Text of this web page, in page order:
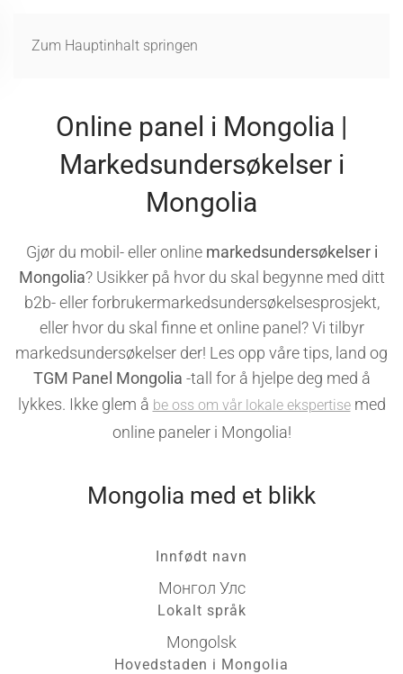
Zum Hauptinhalt springen
Online panel i Mongolia |
Markedsundersøkelser i
Mongolia
Gjør du mobil- eller online markedsundersøkelser i
Mongolia? Usikker på hvor du skal begynne med ditt
b2b- eller forbrukermarkedsundersøkelsesprosjekt,
eller hvor du skal finne et online panel? Vi tilbyr
markedsundersøkelser der! Les opp våre tips, land og
TGM Panel Mongolia -tall for å hjelpe deg med å
lykkes. Ikke glem å be oss om vår lokale ekspertisemed
online paneler i Mongolia!
Mongolia med et blikk
Innfødt navn
Монгол Улс
Lokalt språk
Mongolsk
Hovedstaden i Mongolia